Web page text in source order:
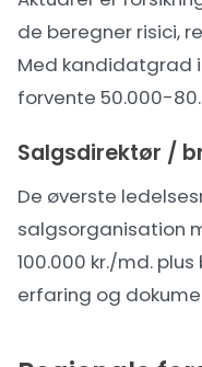
de beregner risici,
Med kandidatgrad
forvente 50.000-
Salgsdirektør /
De øverste
salgsorganisation
100.000 kr./md.
erfaring og